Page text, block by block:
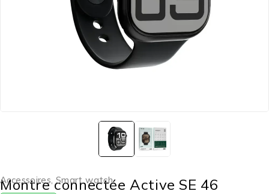
Accessoires, Smart watch
Montre connectée Active SE 46